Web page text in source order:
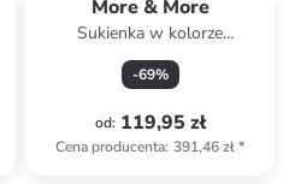
More & More
Sukienka w kolorze
granatowym
-69%
od: 119,95 zł
Cena producenta: 391,46 zł*